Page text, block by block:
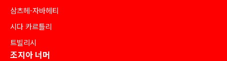
삼츠헤-자바헤티
시다 카르틀리
트빌리시
조지아 너머